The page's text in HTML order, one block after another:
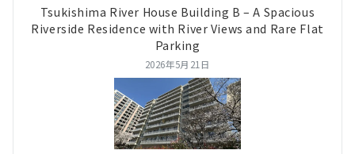
Tsukishima River House Building B – A Spacious
Riverside Residence with River Views and Rare Flat
Parking
2026年5月21日